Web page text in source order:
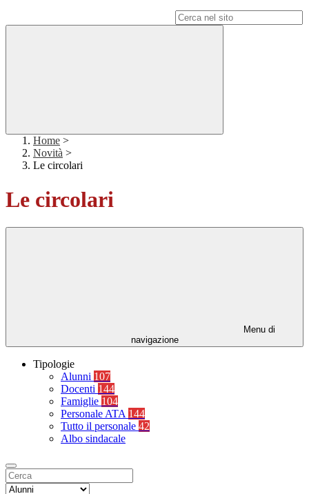
Home >
Novità >
Le circolari
Le circolari
Menu di
navigazione
Tipologie
Alunni 107
Docenti 144
Famiglie 104
Personale ATA 144
Tutto il personale 42
Albo sindacale